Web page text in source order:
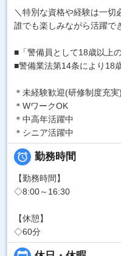
＼特別な資格や経験は一切
誰でも楽しみながら活躍で
■「警備員として18歳以上の
■警備業法第14条により18
＊未経験歓迎(研修制度充実)
＊WワークOK
＊中高年活躍中
＊シニア活躍中
 勤務時間
【勤務時間】
◇8:00～16:30
【休憩】
◇60分